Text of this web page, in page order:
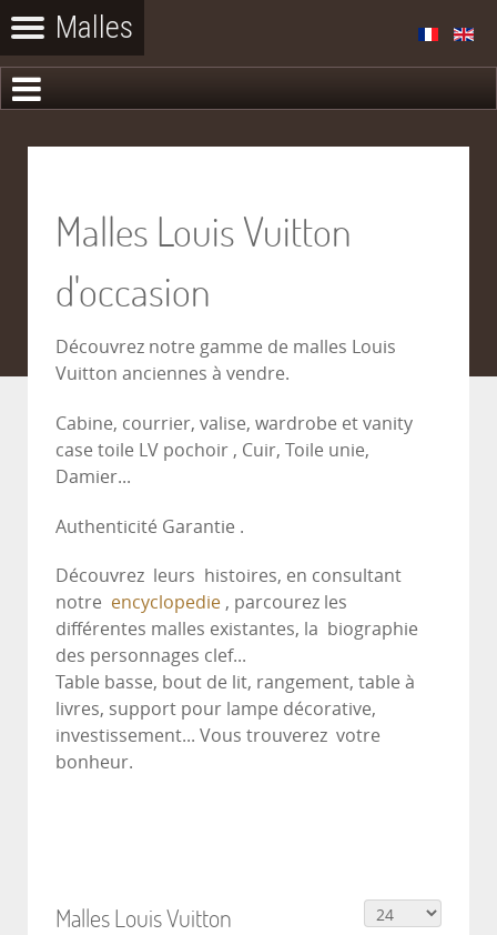
Malles Louis Vuitton
d'occasion
Découvrez notre gamme de malles Louis
Vuitton anciennes à vendre.
Cabine, courrier, valise, wardrobe et vanity
case toile LV pochoir , Cuir, Toile unie,
Damier...
Authenticité Garantie .
Découvrez leurs histoires, en consultant
notre encyclopedie , parcourez les
différentes malles existantes, la biographie
des personnages clef...
Table basse, bout de lit, rangement, table à
livres, support pour lampe décorative,
investissement... Vous trouverez votre
bonheur.
Malles Louis Vuitton